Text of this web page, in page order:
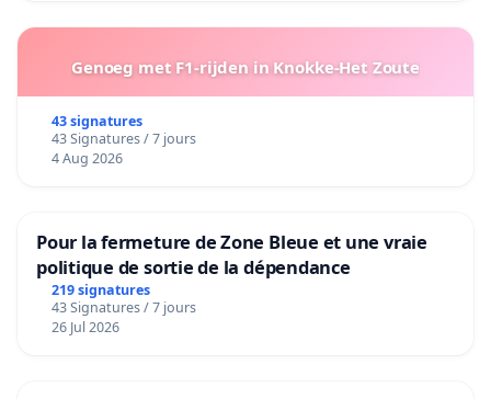
Genoeg met F1-rijden in Knokke-Het Zoute
43 signatures
43 Signatures / 7 jours
4 Aug 2026
Pour la fermeture de Zone Bleue et une vraie
politique de sortie de la dépendance
219 signatures
43 Signatures / 7 jours
26 Jul 2026